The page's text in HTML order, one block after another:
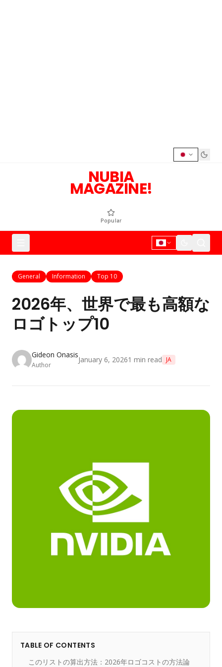
NUBIA
MAGAZINE!
Popular
General Information Top 10
2026年、世界で最も高額な
ロゴトップ10
Gideon Onasis
Author
January 6, 20261 min read JA
TABLE OF CONTENTS
このリストの算出方法：2026年ロゴコストの方法論